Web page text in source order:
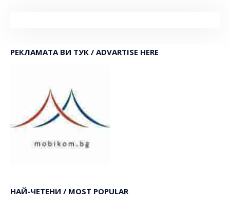
РЕКЛАМАТА ВИ ТУК / ADVARTISE HERE
НАЙ-ЧЕТЕНИ / MOST POPULAR